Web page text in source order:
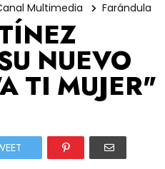
Multimedia Farándula
NUEVO
TI MUJER"